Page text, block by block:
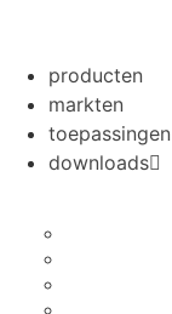
producten
markten
toepassingen
downloads